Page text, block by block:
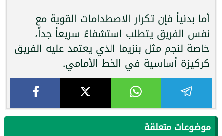
أما بدنياً فإن تكرار الاصطدامات القوية مع
نفس الفريق يتطلب استشفاءً سريعاً جداً،
خاصة لنجم مثل بنزيما الذي يعتمد عليه الفريق
كركيزة أساسية في الخط الأمامي.
موضوعات متعلقة